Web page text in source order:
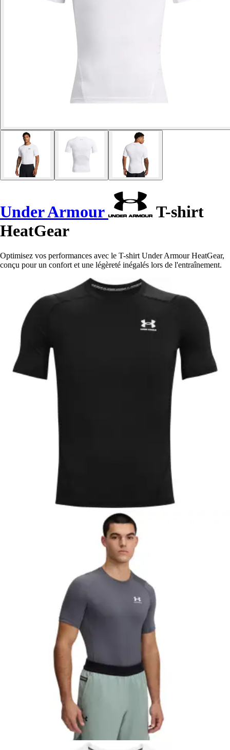
Under Armour
T-shirt
HeatGear
Optimisez vos performances avec le T-shirt Under Armour HeatGear,
conçu pour un confort et une légèreté inégalés lors de l'entraînement.